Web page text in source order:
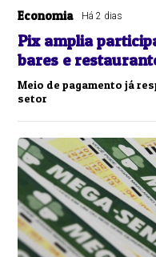
Economia Há 2 dias
Pix amplia
bares e
Meio de pagamento já
setor